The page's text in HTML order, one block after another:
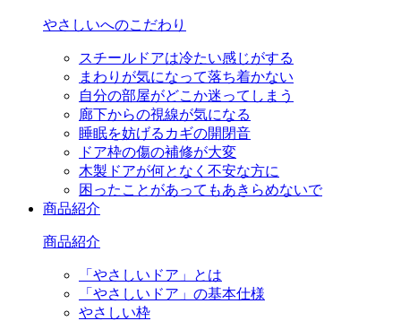
やさしいへのこだわり
スチールドアは冷たい感じがする
まわりが気になって落ち着かない
自分の部屋がどこか迷ってしまう
廊下からの視線が気になる
睡眠を妨げるカギの開閉音
ドア枠の傷の補修が大変
木製ドアが何となく不安な方に
困ったことがあってもあきらめないで
商品紹介
商品紹介
「やさしいドア」とは
「やさしいドア」の基本仕様
やさしい枠